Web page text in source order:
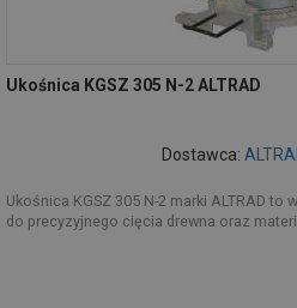
Ukośnica KGSZ 305 N-2 ALTRAD
Dostawca:
Ukośnica KGSZ 305 N-2 marki ALTRAD
do precyzyjnego cięcia drewna oraz